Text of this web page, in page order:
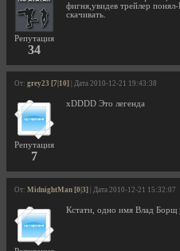
Репутация
34
фигня,увидев трейлер
скачивать.
От: grey23 [7|10] | Дата 2010-12-21 19:43:38
Репутация
7
xDDDD Это легенда
От: MidnightMan [0|3] | Дата 2010-12-21 15:32:07
Кстати, одно имя Влад Борщ